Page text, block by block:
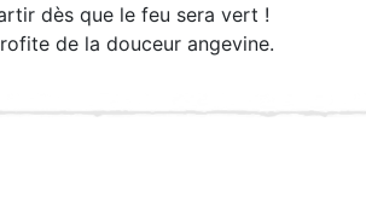
dès que le feu sera vert !
de la douceur angevine.